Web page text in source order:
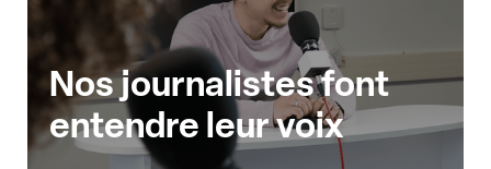
Nos journalistes font
entendre leur voix